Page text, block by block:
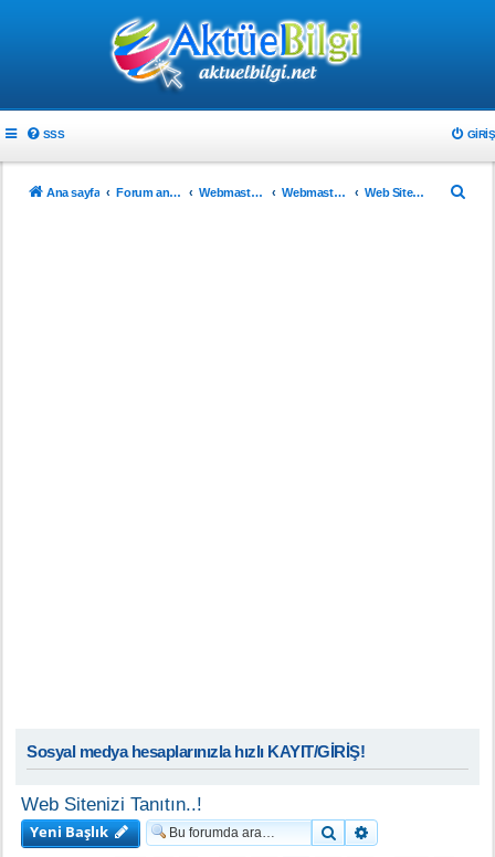
SSS GIRIŞ
Ana sayfa Forum ana sayfa Webmaster & Tasarım Webmasterlar için Web Sitenizi Tanıtın..!
Sosyal medya hesaplarınızla hızlı KAYIT/GİRİŞ!
Web Sitenizi Tanıtın..!
Yeni Başlık
Ara